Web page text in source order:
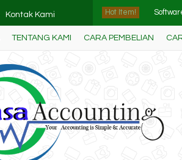
Kontak Kami Hot Item!
TENTANG KAMI CARA PEMBELIAN